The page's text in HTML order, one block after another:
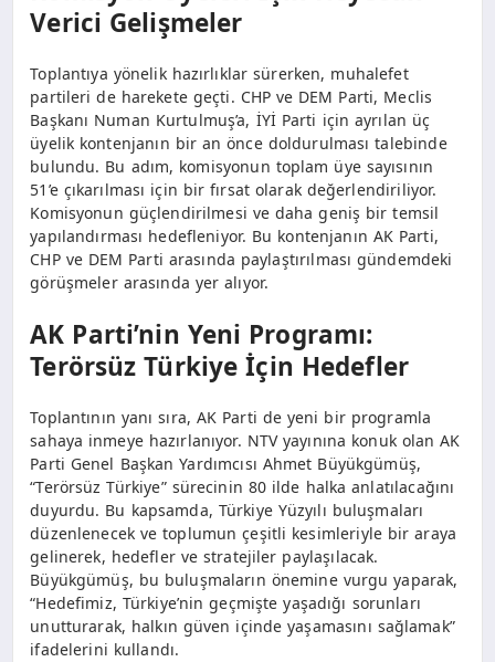
Verici Gelişmeler
Toplantıya yönelik hazırlıklar sürerken, muhalefet
partileri de harekete geçti. CHP ve DEM Parti, Meclis
Başkanı Numan Kurtulmuş’a, İYİ Parti için ayrılan üç
üyelik kontenjanın bir an önce doldurulması talebinde
bulundu. Bu adım, komisyonun toplam üye sayısının
51’e çıkarılması için bir fırsat olarak değerlendiriliyor.
Komisyonun güçlendirilmesi ve daha geniş bir temsil
yapılandırması hedefleniyor. Bu kontenjanın AK Parti,
CHP ve DEM Parti arasında paylaştırılması gündemdeki
görüşmeler arasında yer alıyor.
AK Parti’nin Yeni Programı:
Terörsüz Türkiye İçin Hedefler
Toplantının yanı sıra, AK Parti de yeni bir programla
sahaya inmeye hazırlanıyor. NTV yayınına konuk olan AK
Parti Genel Başkan Yardımcısı Ahmet Büyükgümüş,
“Terörsüz Türkiye” sürecinin 80 ilde halka anlatılacağını
duyurdu. Bu kapsamda, Türkiye Yüzyılı buluşmaları
düzenlenecek ve toplumun çeşitli kesimleriyle bir araya
gelinerek, hedefler ve stratejiler paylaşılacak.
Büyükgümüş, bu buluşmaların önemine vurgu yaparak,
“Hedefimiz, Türkiye’nin geçmişte yaşadığı sorunları
unutturarak, halkın güven içinde yaşamasını sağlamak”
ifadelerini kullandı.